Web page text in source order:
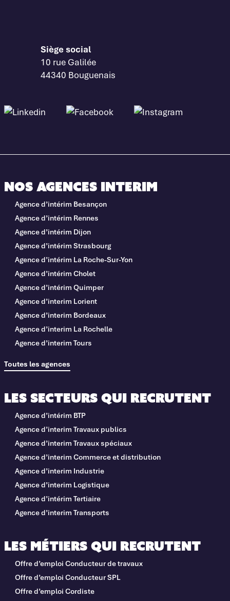
Siège social
10 rue Galilée
44340 Bouguenais
Nos agences interim
Agence d’intérim Besançon
Agence d’intérim Rennes
Agence d’intérim Dijon
Agence d’intérim Strasbourg
Agence d’intérim La Roche-Sur-Yon
Agence d’intérim Cholet
Agence d’intérim Quimper
Agence d’interim Lorient
Agence d’interim Bordeaux
Agence d’interim La Rochelle
Agence d’interim Tours
Toutes les agences
Les métiers qui recrutent
Offre d’emploi Conducteur de travaux
Offre d’emploi Conducteur SPL
Offre d’emploi Cordiste
Les secteurs qui recrutent
Agence d’intérim BTP
Agence d’interim Travaux publics
Agence d’interim Travaux spéciaux
Agence d’interim Commerce et distribution
Agence d’interim Industrie
Agence d’interim Logistique
Agence d’intérim Tertiaire
Agence d’interim Transports